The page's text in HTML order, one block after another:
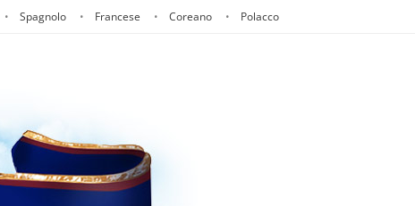
Spagnolo Francese Coreano Polacco